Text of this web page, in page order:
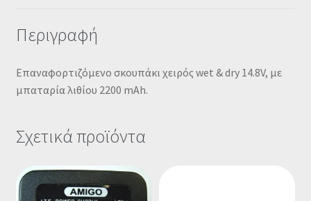
Περιγραφή
Επαναφορτιζόμενο σκουπάκι χειρός wet & dry 14.8V, με
μπαταρία λιθίου 2200 mAh.
Σχετικά προϊόντα